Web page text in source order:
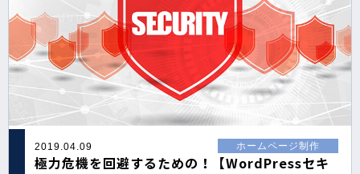
2019.04.09 ホームページ制作
極力危機を回避するための！【WordPressセキ